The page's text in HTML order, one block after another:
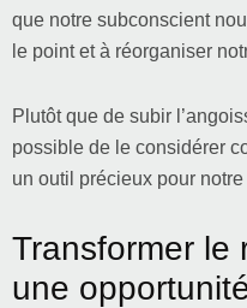
que notre subconscient
le point et à réorganiser
Plutôt que de subir
possible de le considérer
un outil précieux pour
Transformer le
une